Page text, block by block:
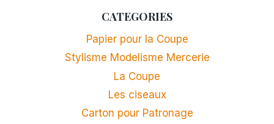
CATEGORIES
Papier pour la Coupe
Stylisme Modelisme Mercerie
La Coupe
Les ciseaux
Carton pour Patronage